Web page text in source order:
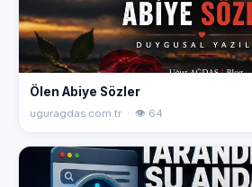
Ölen Abiye Sözler
uguragdas.com.tr · 👁 64